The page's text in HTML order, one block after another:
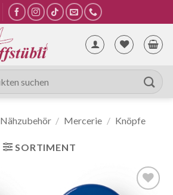
Nähzubehör / Mercerie / Knöpfe
SORTIMENT